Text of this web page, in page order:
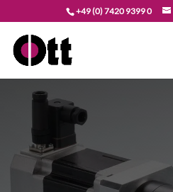
+49 (0) 7420 9399 0